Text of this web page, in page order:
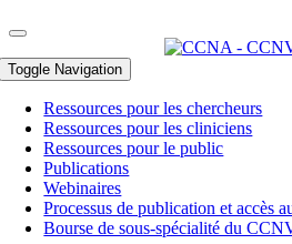
Toggle Navigation
Ressources pour les chercheurs
Ressources pour les cliniciens
Ressources pour le public
Publications
Webinaires
Processus de publication et accès
Bourse de sous-spécialité du